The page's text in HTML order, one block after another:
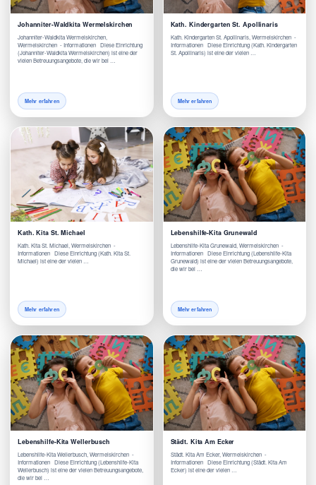
Johanniter-Waldkita Wermelskirchen
Johanniter-Waldkita Wermelskirchen,
Wermelskirchen - Informationen Diese Einrichtung
(Johanniter-Waldkita Wermelskirchen) ist eine der
vielen Betreuungsangebote, die wir bei …
Mehr erfahren
Kath. Kindergarten St. Apollinaris
Kath. Kindergarten St. Apollinaris, Wermelskirchen -
Informationen Diese Einrichtung (Kath. Kindergarten
St. Apollinaris) ist eine der vielen …
Mehr erfahren
Kath. Kita St. Michael
Kath. Kita St. Michael, Wermelskirchen -
Informationen Diese Einrichtung (Kath. Kita St.
Michael) ist eine der vielen …
Mehr erfahren
Lebenshilfe-Kita Grunewald
Lebenshilfe-Kita Grunewald, Wermelskirchen -
Informationen Diese Einrichtung (Lebenshilfe-Kita
Grunewald) ist eine der vielen Betreuungsangebote,
die wir bei …
Mehr erfahren
Lebenshilfe-Kita Wellerbusch
Lebenshilfe-Kita Wellerbusch, Wermelskirchen -
Informationen Diese Einrichtung (Lebenshilfe-Kita
Wellerbusch) ist eine der vielen Betreuungsangebote,
die wir bei …
Städt. Kita Am Ecker
Städt. Kita Am Ecker, Wermelskirchen -
Informationen Diese Einrichtung (Städt. Kita Am
Ecker) ist eine der vielen …